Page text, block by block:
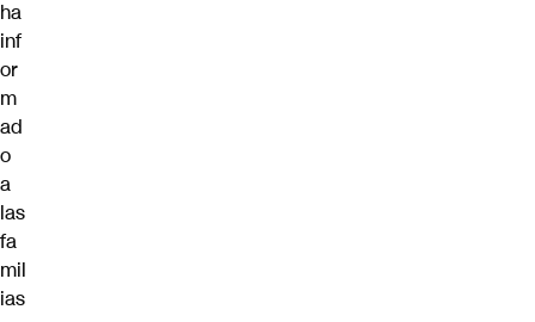
ha
inf
or
m
ad
o
a
las
fa
mil
ias